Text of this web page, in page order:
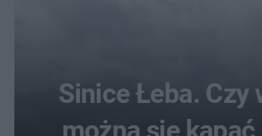
Sinice Łeba. Czy